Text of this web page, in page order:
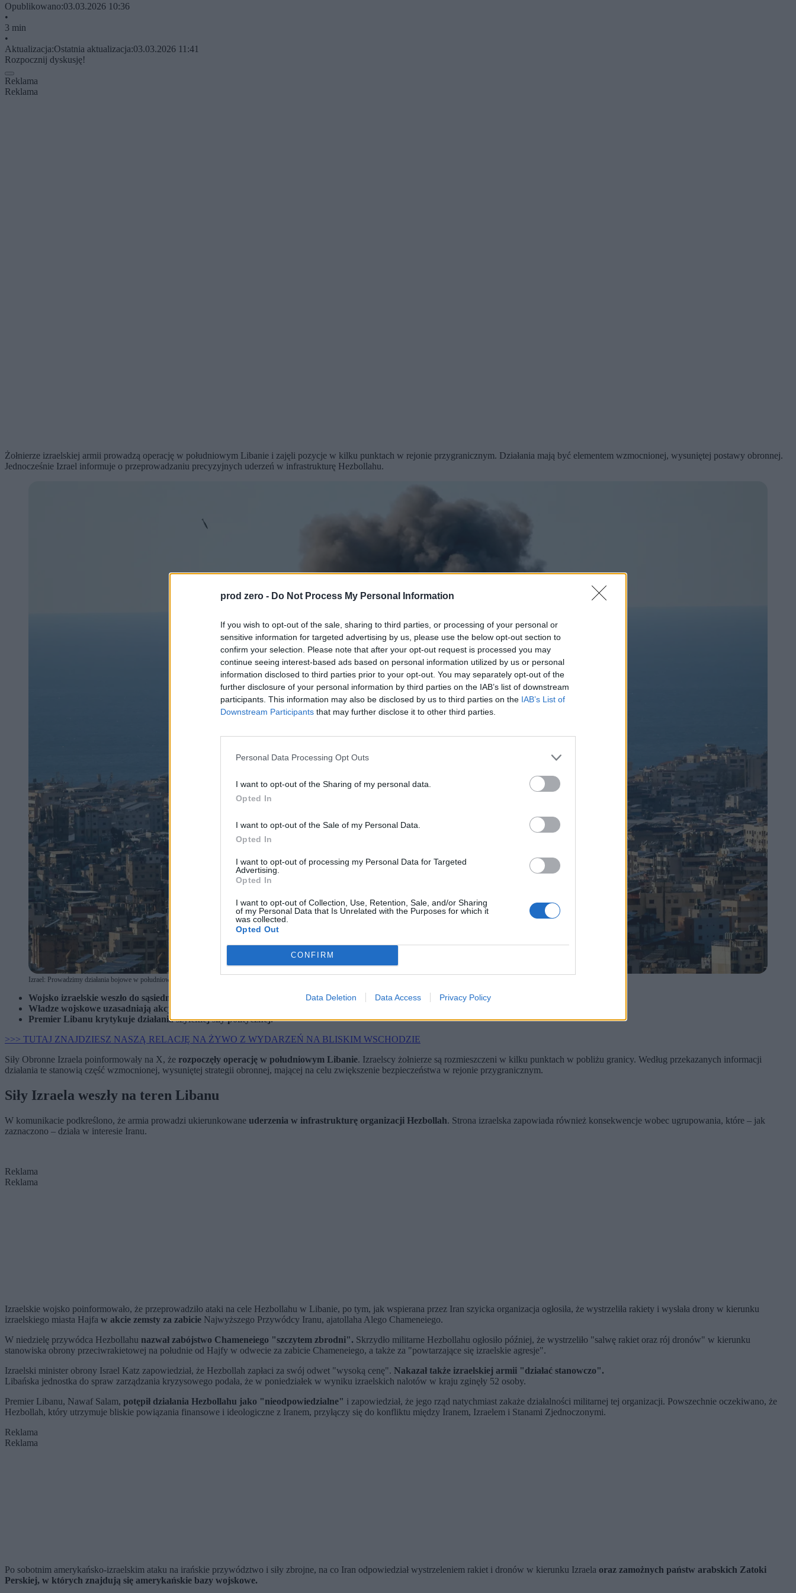
prod zero - Do Not Process My Personal Information
If you wish to opt-out of the sale, sharing to third parties, or processing of your personal or
sensitive information for targeted advertising by us, please use the below opt-out section to
confirm your selection. Please note that after your opt-out request is processed you may
continue seeing interest-based ads based on personal information utilized by us or personal
information disclosed to third parties prior to your opt-out. You may separately opt-out of the
further disclosure of your personal information by third parties on the IAB’s list of downstream
participants. This information may also be disclosed by us to third parties on the IAB’s List of
Downstream Participants that may further disclose it to other third parties.
Personal Data Processing Opt Outs
I want to opt-out of the Sharing of my personal data.
Opted In
I want to opt-out of the Sale of my Personal Data.
Opted In
I want to opt-out of processing my Personal Data for Targeted
Advertising.
Opted In
I want to opt-out of Collection, Use, Retention, Sale, and/or Sharing
of my Personal Data that Is Unrelated with the Purposes for which it
was collected.
Opted Out
CONFIRM
Data Deletion Data Access Privacy Policy
Opublikowano:03.03.2026 10:36
•
3 min
•
Aktualizacja:Ostatnia aktualizacja:03.03.2026 11:41
Rozpocznij dyskusję!
Reklama
Reklama
Żołnierze izraelskiej armii prowadzą operację w południowym Libanie i zajęli pozycje w kilku punktach w rejonie przygranicznym. Działania mają być elementem wzmocnionej, wysuniętej postawy obronnej.
Jednocześnie Izrael informuje o przeprowadzaniu precyzyjnych uderzeń w infrastrukturę Hezbollahu.
Izrael: Prowadzimy działania bojowe w południowym Libanie. (fot. WAEL HAMZEH / PAP / EPA)
Wojsko izraelskie weszło do sąsiedniego Libanu. Siły Obronne Izraela (IDF) informują, że celem operacji jest teren przygraniczny.
Władze wojskowe uzasadniają akcję militarną zagrożeniem ze strony Hezbollahu, który ma silne powiązania z Iranem.
Premier Libanu krytykuje działania szyickiej siły politycznej.
>>> TUTAJ ZNAJDZIESZ NASZĄ RELACJĘ NA ŻYWO Z WYDARZEŃ NA BLISKIM WSCHODZIE
Siły Obronne Izraela poinformowały na X, że rozpoczęły operację w południowym Libanie. Izraelscy żołnierze są rozmieszczeni w kilku punktach w pobliżu granicy. Według przekazanych informacji
działania te stanowią część wzmocnionej, wysuniętej strategii obronnej, mającej na celu zwiększenie bezpieczeństwa w rejonie przygranicznym.
Siły Izraela weszły na teren Libanu
W komunikacie podkreślono, że armia prowadzi ukierunkowane uderzenia w infrastrukturę organizacji Hezbollah. Strona izraelska zapowiada również konsekwencje wobec ugrupowania, które – jak
zaznaczono – działa w interesie Iranu.
Reklama
Reklama
Izraelskie wojsko poinformowało, że przeprowadziło ataki na cele Hezbollahu w Libanie, po tym, jak wspierana przez Iran szyicka organizacja ogłosiła, że wystrzeliła rakiety i wysłała drony w kierunku
izraelskiego miasta Hajfa w akcie zemsty za zabicie Najwyższego Przywódcy Iranu, ajatollaha Alego Chameneiego.
W niedzielę przywódca Hezbollahu nazwał zabójstwo Chameneiego "szczytem zbrodni". Skrzydło militarne Hezbollahu ogłosiło później, że wystrzeliło "salwę rakiet oraz rój dronów" w kierunku
stanowiska obrony przeciwrakietowej na południe od Hajfy w odwecie za zabicie Chameneiego, a także za "powtarzające się izraelskie agresje".
Izraelski minister obrony Israel Katz zapowiedział, że Hezbollah zapłaci za swój odwet "wysoką cenę". Nakazał także izraelskiej armii "działać stanowczo".
Libańska jednostka do spraw zarządzania kryzysowego podała, że w poniedziałek w wyniku izraelskich nalotów w kraju zginęły 52 osoby.
Premier Libanu, Nawaf Salam, potępił działania Hezbollahu jako "nieodpowiedzialne" i zapowiedział, że jego rząd natychmiast zakaże działalności militarnej tej organizacji. Powszechnie oczekiwano, że
Hezbollah, który utrzymuje bliskie powiązania finansowe i ideologiczne z Iranem, przyłączy się do konfliktu między Iranem, Izraelem i Stanami Zjednoczonymi.
Reklama
Reklama
Po sobotnim amerykańsko-izraelskim ataku na irańskie przywództwo i siły zbrojne, na co Iran odpowiedział wystrzeleniem rakiet i dronów w kierunku Izraela oraz zamożnych państw arabskich Zatoki
Perskiej, w których znajdują się amerykańskie bazy wojskowe.